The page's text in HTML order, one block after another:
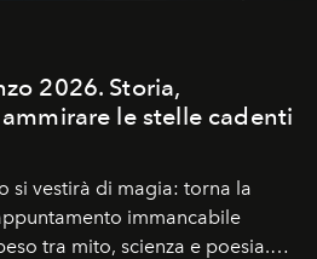
2026. Storia,
le stelle cadenti
si vestirà di magia: torna la
immancabile
tra mito, scienza e poesia.